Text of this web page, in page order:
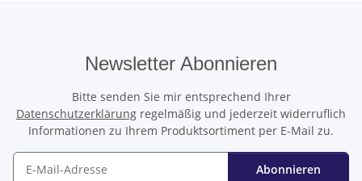
Newsletter Abonnieren
Bitte senden Sie mir entsprechend Ihrer
Datenschutzerklärung regelmäßig und jederzeit widerruflich
Informationen zu Ihrem Produktsortiment per E-Mail zu.
Abonnieren